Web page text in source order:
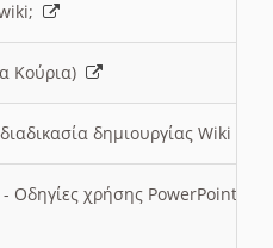
Κούρια)
δημιουργίας Wiki
Οδηγίες χρήσης PowerPoint